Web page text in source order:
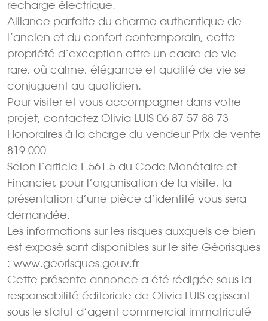
recharge électrique.
Alliance parfaite du charme authentique de
l’ancien et du confort contemporain, cette
propriété d’exception offre un cadre de vie
rare, où calme, élégance et qualité de vie se
conjuguent au quotidien.
Pour visiter et vous accompagner dans votre
projet, contactez Olivia LUIS 06 87 57 88 73
Honoraires à la charge du vendeur Prix de vente
819 000 
Selon l’article L.561.5 du Code Monétaire et
Financier, pour l’organisation de la visite, la
présentation d’une pièce d’identité vous sera
demandée.
Les informations sur les risques auxquels ce bien
est exposé sont disponibles sur le site Géorisques
: www.georisques.gouv.fr
Cette présente annonce a été rédigée sous la
responsabilité éditoriale de Olivia LUIS agissant
sous le statut d’agent commercial immatriculé